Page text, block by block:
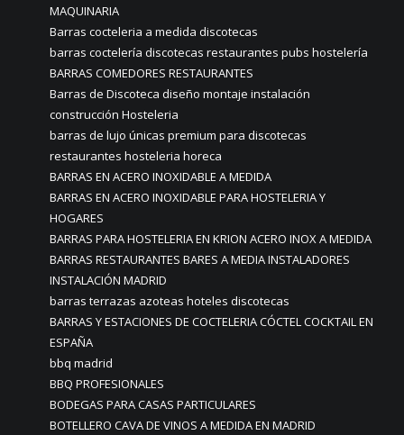
MAQUINARIA
Barras cocteleria a medida discotecas
barras coctelería discotecas restaurantes pubs hostelería
BARRAS COMEDORES RESTAURANTES
Barras de Discoteca diseño montaje instalación
construcción Hosteleria
barras de lujo únicas premium para discotecas
restaurantes hosteleria horeca
BARRAS EN ACERO INOXIDABLE A MEDIDA
BARRAS EN ACERO INOXIDABLE PARA HOSTELERIA Y
HOGARES
BARRAS PARA HOSTELERIA EN KRION ACERO INOX A MEDIDA
BARRAS RESTAURANTES BARES A MEDIA INSTALADORES
INSTALACIÓN MADRID
barras terrazas azoteas hoteles discotecas
BARRAS Y ESTACIONES DE COCTELERIA CÓCTEL COCKTAIL EN
ESPAÑA
bbq madrid
BBQ PROFESIONALES
BODEGAS PARA CASAS PARTICULARES
BOTELLERO CAVA DE VINOS A MEDIDA EN MADRID